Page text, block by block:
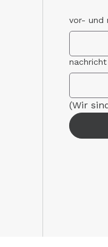
vor- und
nachricht
(Wir